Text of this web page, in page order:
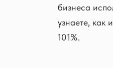
бизнеса
узнаете, как
101%.